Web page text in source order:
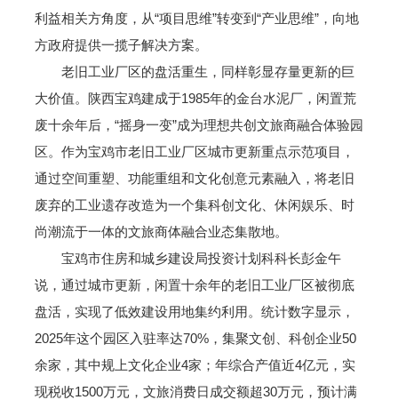
利益相关方角度，从“项目思维”转变到“产业思维”，向地
方政府提供一揽子解决方案。
老旧工业厂区的盘活重生，同样彰显存量更新的巨
大价值。陕西宝鸡建成于1985年的金台水泥厂，闲置荒
废十余年后，“摇身一变”成为理想共创文旅商融合体验园
区。作为宝鸡市老旧工业厂区城市更新重点示范项目，
通过空间重塑、功能重组和文化创意元素融入，将老旧
废弃的工业遗存改造为一个集科创文化、休闲娱乐、时
尚潮流于一体的文旅商体融合业态集散地。
宝鸡市住房和城乡建设局投资计划科科长彭金午
说，通过城市更新，闲置十余年的老旧工业厂区被彻底
盘活，实现了低效建设用地集约利用。统计数字显示，
2025年这个园区入驻率达70%，集聚文创、科创企业50
余家，其中规上文化企业4家；年综合产值近4亿元，实
现税收1500万元，文旅消费日成交额超30万元，预计满